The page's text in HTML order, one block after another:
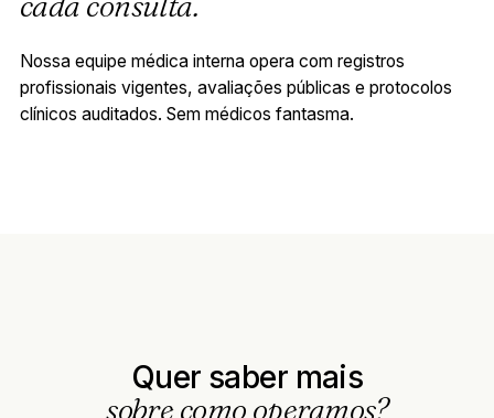
Nossa equipe médica interna opera com registros
profissionais vigentes, avaliações públicas e protocolos
clínicos auditados. Sem médicos fantasma.
Quer saber mais
sobre como operamos?